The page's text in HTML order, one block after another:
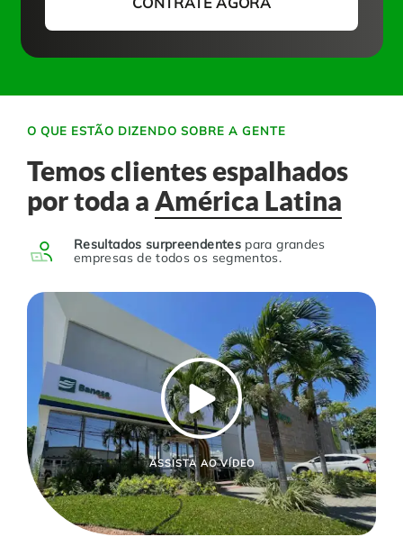
O QUE ESTÃO DIZENDO SOBRE A GENTE
Temos clientes espalhados
por toda a América Latina
Resultados surpreendentes para grandes
empresas de todos os segmentos.
ASSISTA AO VÍDEO